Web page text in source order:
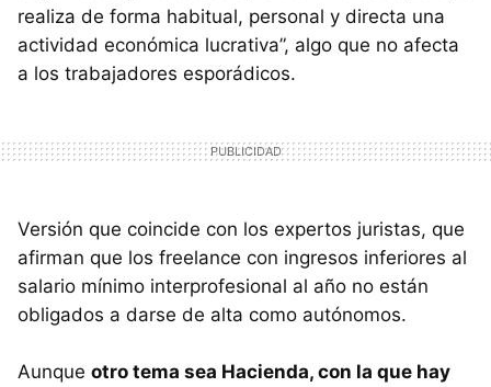
realiza de forma habitual, personal y directa una
actividad económica lucrativa”, algo que no afecta
a los trabajadores esporádicos.
Versión que coincide con los expertos juristas, que
afirman que los freelance con ingresos inferiores al
salario mínimo interprofesional al año no están
obligados a darse de alta como autónomos.
Aunque otro tema sea Hacienda, con la que hay